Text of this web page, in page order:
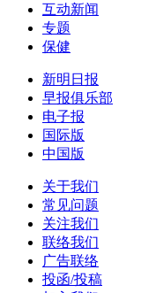
互动新闻
专题
保健
新明日报
早报俱乐部
电子报
国际版
中国版
关于我们
常见问题
关注我们
联络我们
广告联络
投函/投稿